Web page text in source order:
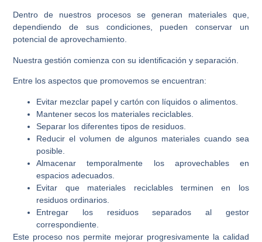
Dentro de nuestros procesos se generan materiales que,
dependiendo de sus condiciones, pueden conservar un
potencial de aprovechamiento.
Nuestra gestión comienza con su identificación y separación.
Entre los aspectos que promovemos se encuentran:
Evitar mezclar papel y cartón con líquidos o alimentos.
Mantener secos los materiales reciclables.
Separar los diferentes tipos de residuos.
Reducir el volumen de algunos materiales cuando sea
posible.
Almacenar temporalmente los aprovechables en
espacios adecuados.
Evitar que materiales reciclables terminen en los
residuos ordinarios.
Entregar los residuos separados al gestor
correspondiente.
Este proceso nos permite mejorar progresivamente la calidad